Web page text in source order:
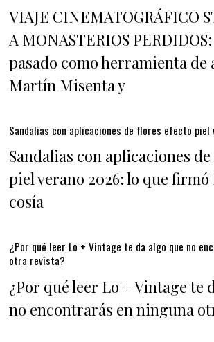
VIAJE CINEMATOGRÁFICO
A MONASTERIOS
pasado como herramienta de
Martín Misenta y
Sandalias con aplicaciones de flores efecto piel
Sandalias con aplicaciones
piel verano 2026: lo que firmó
cosía
¿Por qué leer Lo + Vintage te da algo que no
otra revista?
¿Por qué leer Lo + Vintage te
no encontrarás en ninguna